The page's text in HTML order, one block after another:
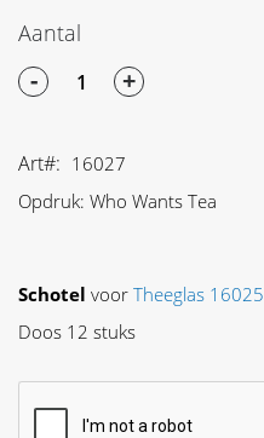
Aantal
- +
Art
16027
Opdruk: Who Wants Tea
Schotel voor Theeglas 16025
Doos 12 stuks